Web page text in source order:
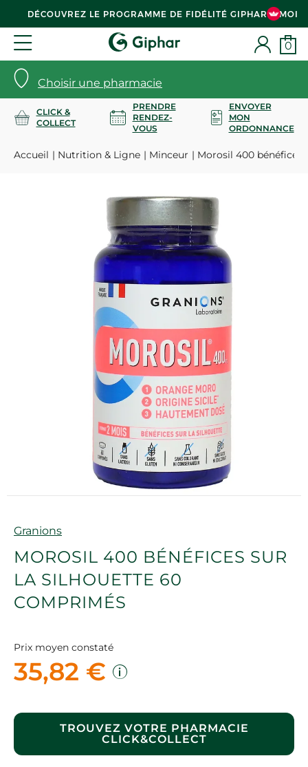
DÉCOUVREZ LE PROGRAMME DE FIDÉLITÉ GIPHAR & MOI
Choisir une pharmacie
0
CLICK &
COLLECT
PRENDRE
RENDEZ-
VOUS
ENVOYER
MON
ORDONNANCE
Accueil Nutrition & Ligne Minceur Morosil 400
Marque
Granions
MOROSIL 400 BÉNÉFICES SUR
LA SILHOUETTE 60
COMPRIMÉS
Prix moyen constaté
35,82 €
TROUVEZ VOTRE PHARMACIE
CLICK&COLLECT